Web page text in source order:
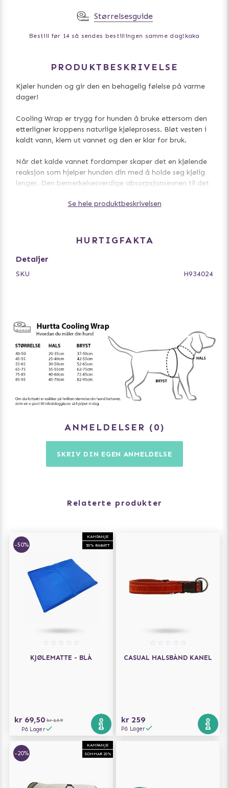
Størrelsesguide
Bestill før 14 så sendes bestillingen samme dag! kaka
PRODUKTBESKRIVELSE
Kjøler hunden og gir den en behagelig følelse på varme
dager!
Cooling Wrap er trygg for hunden å bruke ettersom den
etterligner kroppens naturlige kjøleprosess. Bløt vesten i
kaldt vann, klem ut vannet og den er klar for bruk.
Når det kalde vannet fordamper skaper det en kjølende
reaksjon som hjelper hunden din med å holde seg kjølig
lenger. Den bemerkelsesverdige absorpsjonsevnen til det
får fuktighet til å fordampe fra kjølelaget.
hundens kropp som forbedrer kjølingen, nemlig brystet
vestens avkjølende effekt i hele kroppen.
- Kjølende mikrofiberlag
- 100% PES 3D-strikket stoff forbedrer fordampingen
- Tåler maskinvask på 40°C
- Oppfyller STANDARD 100 av OEKOTEX®
Se hele produktbeskrivelsen
HURTIGFAKTA
Detaljer
SKU H934024
ANMELDELSER 0
SKRIV DIN EGEN ANMELDELSE
Relaterte produkter
KAMPANJE
50% RABATT
-50%
KJØLEMATTE - BLÅ
kr 69,50 kr 139
På Lager
CASUAL HALSBÅND KANEL
kr 259
På Lager
KAMPANJE
SOMMAR 20%
-20%